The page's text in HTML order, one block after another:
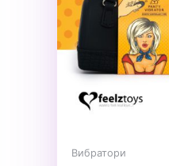
Вибратори